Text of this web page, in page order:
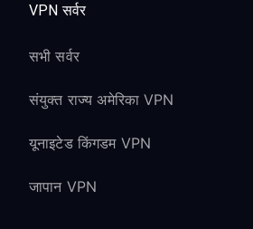
VPN सर्वर
सभी सर्वर
संयुक्त राज्य अमेरिका VPN
यूनाइटेड किंगडम VPN
जापान VPN